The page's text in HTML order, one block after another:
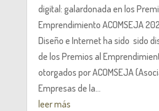
digital: galardonada en los
Emprendimiento ACOMSEJA
Diseño e Internet ha sido sido
de los Premios al
otorgados por ACOMSEJA
Empresas de la...
leer más